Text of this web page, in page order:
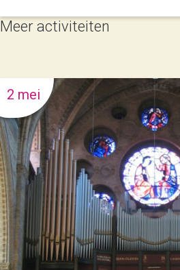
Meer activiteiten
2 mei